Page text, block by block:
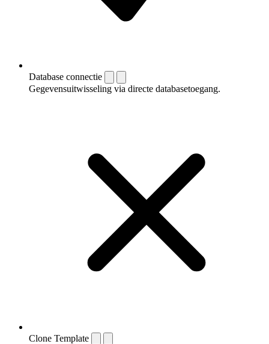
Database connectie
Gegevensuitwisseling via directe databasetoegang.
Clone Template